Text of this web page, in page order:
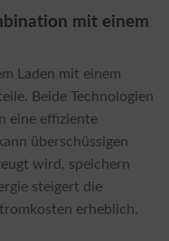
mit einem
Laden mit einem
Beide Technologien
eine effiziente
überschüssigen
wird, speichern
steigert die
erheblich.